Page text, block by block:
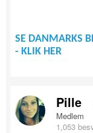
SE DANMARKS
- KLIK HER
Pille
Medlem
1,053